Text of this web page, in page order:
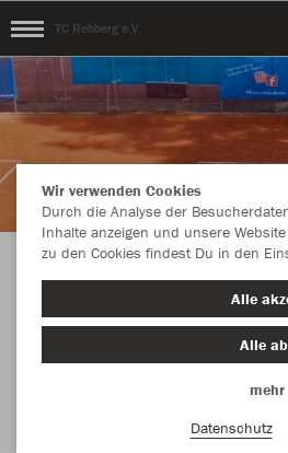
TC Rebberg e.V.
Herzlich Willkommen
Rebberg
Wir verwenden Cookies
Durch die Analyse der
Inhalte anzeigen und unsere
zu den Cookies findest Du in den
Alle
Alle
Datenschutz